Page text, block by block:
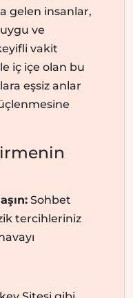
gelen insanlar,
ve
vakit
iç içe olan bu
eşsiz anlar
Sohbet
tercihleriniz